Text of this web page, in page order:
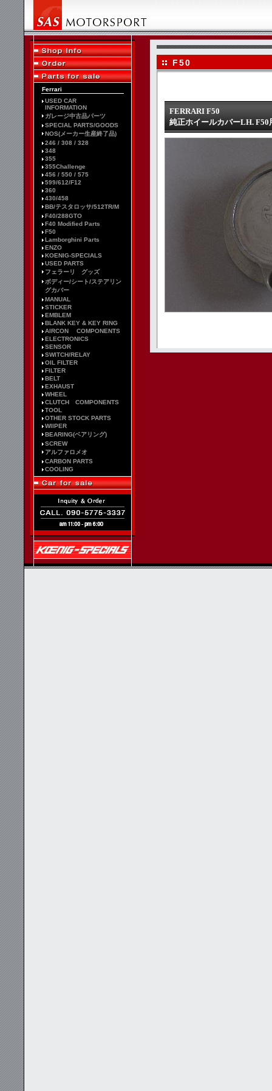
Ferrari
USED CAR
INFORMATION
ガレージ中古品パーツ
SPECIAL PARTS/GOODS
NOS(メーカー生産終了品)
246 / 308 / 328
348
355
355Challenge
456 / 550 / 575
599/612/F12
360
430/458
BB/テスタロッサ/512TR/M
F40/288GTO
F40 Modified Parts
F50
Lamborghini Parts
ENZO
KOENIG-SPECIALS
USED PARTS
フェラーリ グッズ
ボディー/シート/ステアリン
グカバー
MANUAL
STICKER
EMBLEM
BLANK KEY & KEY RING
AIRCON COMPONENTS
ELECTRONICS
SENSOR
SWITCH/RELAY
OIL FILTER
FILTER
BELT
EXHAUST
WHEEL
CLUTCH COMPONENTS
TOOL
OTHER STOCK PARTS
WIIPER
BEARING(ベアリング)
SCREW
アルファロメオ
CARBON PARTS
COOLING
F50
FERRARI F50
純正ホイールカバーLH. F50